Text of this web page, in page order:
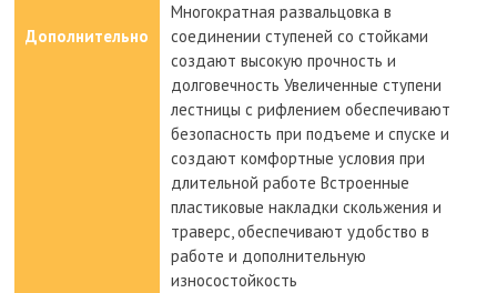
Дополнительно
Многократная развальцовка в
соединении ступеней со стойками
создают высокую прочность и
долговечность Увеличенные ступени
лестницы с рифлением обеспечивают
безопасность при подъеме и спуске и
создают комфортные условия при
длительной работе Встроенные
пластиковые накладки скольжения и
траверс, обеспечивают удобство в
работе и дополнительную
износостойкость